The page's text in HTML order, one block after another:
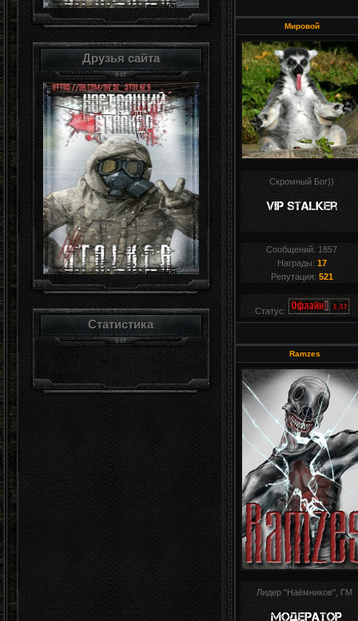
Друзья сайта
Статистика
Мировой
Скромный Бог))
Сообщений: 1857
Награды: 17
Репутация: 521
Статус:
Ramzes
Лидер "Наёмников", ГМ